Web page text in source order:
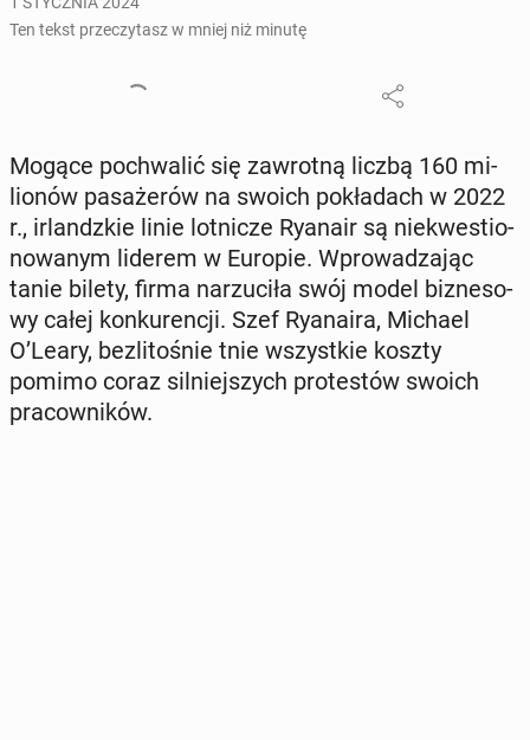
Ten tekst przeczytasz w mniej niż minutę
Mogące po­chwa­lić się za­wrot­ną liczbą 160 mi­
lio­nów pa­sa­że­rów na swoich po­kła­dach w 2022
r., ir­landz­kie linie lot­ni­cze Ryanair są nie­kwe­stio­
no­wa­nym liderem w Europie. Wpro­wa­dza­jąc
tanie bilety, firma na­rzu­ci­ła swój model biz­ne­so­
wy całej kon­ku­ren­cji. Szef Ry­ana­ira, Michael
O’Leary, bez­li­to­śnie tnie wszyst­kie koszty
pomimo coraz sil­niej­szych pro­te­stów swoich
pra­cow­ni­ków.